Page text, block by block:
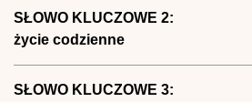
SŁOWO KLUCZOWE 2:
życie codzienne
SŁOWO KLUCZOWE 3: